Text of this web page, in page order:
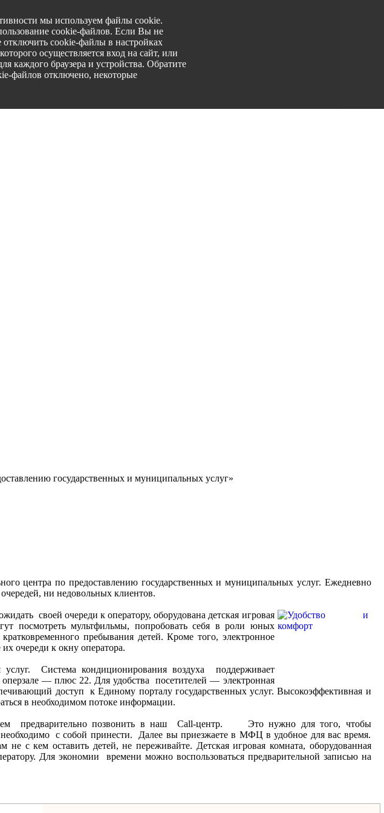
государственных и муниципальных услуг»
центра по предоставлению государственных и муниципальных услуг. Ежедневно
ни недовольных клиентов.
своей очереди к оператору, оборудована детская игровая
посмотреть мультфильмы, попробовать себя в роли юных
пребывания детей. Кроме того, электронное
очереди к окну оператора.
Система кондиционирования воздуха поддерживает
— плюс 22. Для удобства посетителей — электронная
доступ к Единому порталу государственных услуг. Высокоэффективная и
в необходимом потоке информации.
предварительно позвонить в наш Call-центр. Это нужно для того, чтобы
необходимо с собой принести. Далее вы приезжаете в МФЦ в удобное для вас время.
с кем оставить детей, не переживайте. Детская игровая комната, оборудованная
Для экономии времени можно воспользоваться предварительной записью на
мы используем файлы cookie.
cookie-файлов. Если Вы не
cookie-файлы в настройках
осуществляется вход на сайт, или
каждого браузера и устройства. Обратите
файлов отключено, некоторые